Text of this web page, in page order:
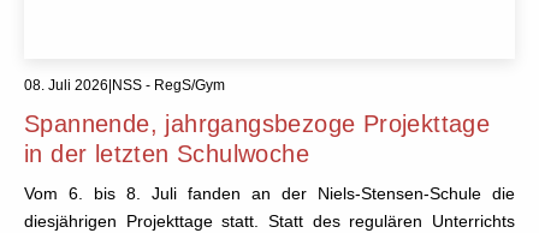
08. Juli 2026|NSS - RegS/Gym
Spannende, jahrgangsbezoge Projekttage
in der letzten Schulwoche
Vom 6. bis 8. Juli fanden an der Niels-Stensen-Schule die
diesjährigen Projekttage statt. Statt des regulären Unterrichts